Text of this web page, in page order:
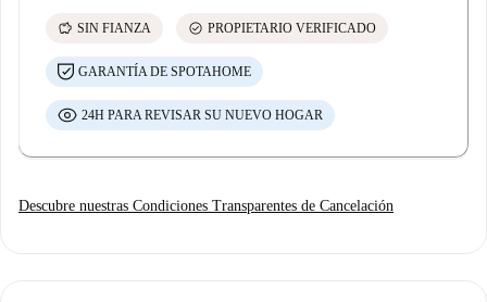
savings SIN FIANZA check_circle PROPIETARIO VERIFICADO
GARANTÍA DE SPOTAHOME
24H PARA REVISAR SU NUEVO HOGAR
Descubre nuestras Condiciones Transparentes de Cancelación